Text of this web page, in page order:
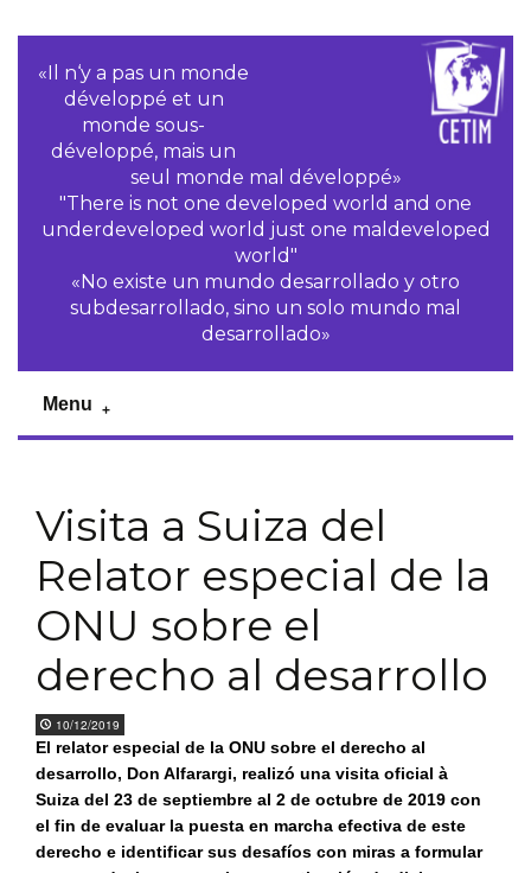
«Il n‘y a pas un monde
développé et un
monde sous-
développé, mais un
seul monde mal développé»
"There is not one developed world and one
underdeveloped world just one maldeveloped
world"
«No existe un mundo desarrollado y otro
subdesarrollado, sino un solo mundo mal
desarrollado»
Menu
Visita a Suiza del
Relator especial de la
ONU sobre el
derecho al desarrollo
10/12/2019
El relator especial de la ONU sobre el derecho al
desarrollo, Don Alfarargi, realizó una visita oficial à
Suiza del 23 de septiembre al 2 de octubre de 2019 con
el fin de evaluar la puesta en marcha efectiva de este
derecho e identificar sus desafíos con miras a formular